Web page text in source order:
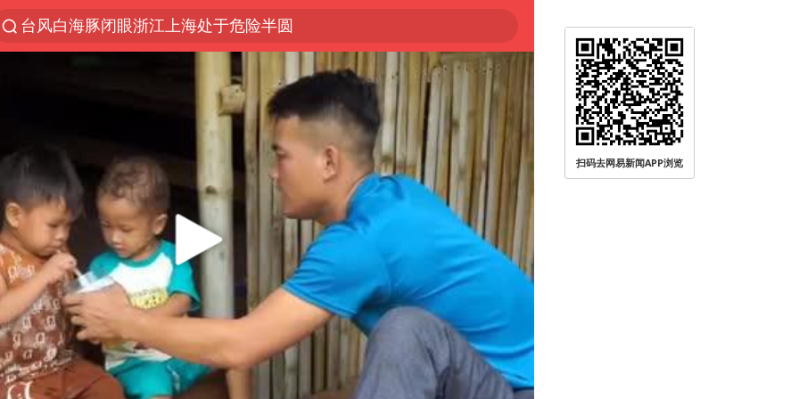
台风白海豚闭眼浙江上海处于危险半圆
“China Cool”火了，老外爱上中国避暑游
香港宏福苑火灾或由烟头引起
张本智和：零封向鹏不意外
浙江海事局启动Ⅰ级防台应急响应
云南一地村民过火把节意外灼伤16人
泰国初中生饮弹自尽前开了26枪
本田首次将整车平台外包给印度企业
用AI造出新病毒意味着什么
浙江最强风雨时段已锁定
上半年国内居民出游人次34.63亿
扫码去网易新闻APP浏览